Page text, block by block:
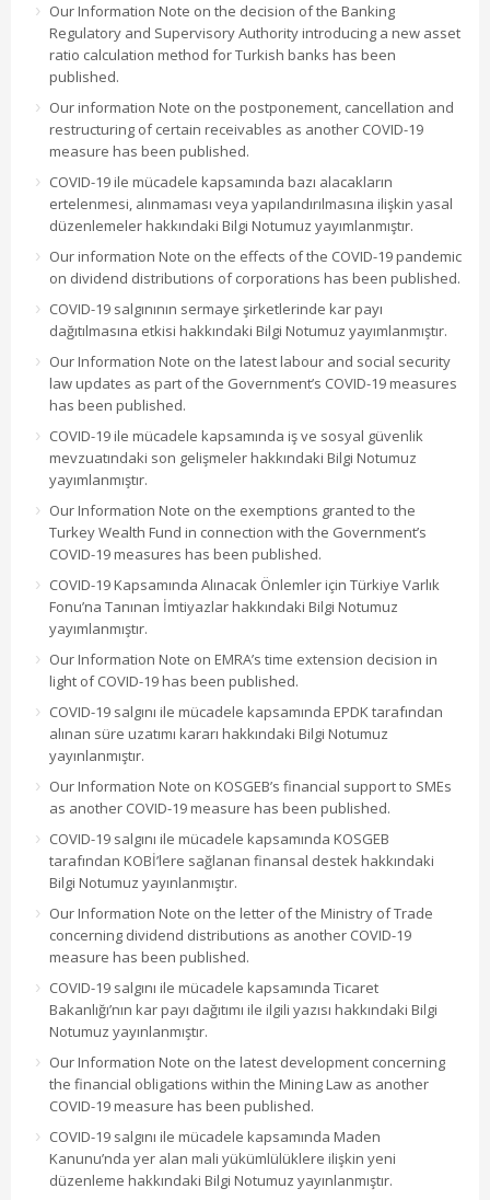
Our Information Note on the decision of the Banking
Regulatory and Supervisory Authority introducing a new asset
ratio calculation method for Turkish banks has been
published.
Our information Note on the postponement, cancellation and
restructuring of certain receivables as another COVID-19
measure has been published.
COVID-19 ile mücadele kapsamında bazı alacakların
ertelenmesi, alınmaması veya yapılandırılmasına ilişkin yasal
düzenlemeler hakkındaki Bilgi Notumuz yayımlanmıştır.
Our information Note on the effects of the COVID-19 pandemic
on dividend distributions of corporations has been published.
COVID-19 salgınının sermaye şirketlerinde kar payı
dağıtılmasına etkisi hakkındaki Bilgi Notumuz yayımlanmıştır.
Our Information Note on the latest labour and social security
law updates as part of the Government’s COVID-19 measures
has been published.
COVID-19 ile mücadele kapsamında iş ve sosyal güvenlik
mevzuatındaki son gelişmeler hakkındaki Bilgi Notumuz
yayımlanmıştır.
Our Information Note on the exemptions granted to the
Turkey Wealth Fund in connection with the Government’s
COVID-19 measures has been published.
COVID-19 Kapsamında Alınacak Önlemler için Türkiye Varlık
Fonu’na Tanınan İmtiyazlar hakkındaki Bilgi Notumuz
yayımlanmıştır.
Our Information Note on EMRA’s time extension decision in
light of COVID-19 has been published.
COVID-19 salgını ile mücadele kapsamında EPDK tarafından
alınan süre uzatımı kararı hakkındaki Bilgi Notumuz
yayınlanmıştır.
Our Information Note on KOSGEB’s financial support to SMEs
as another COVID-19 measure has been published.
COVID-19 salgını ile mücadele kapsamında KOSGEB
tarafından KOBİ’lere sağlanan finansal destek hakkındaki
Bilgi Notumuz yayınlanmıştır.
Our Information Note on the letter of the Ministry of Trade
concerning dividend distributions as another COVID-19
measure has been published.
COVID-19 salgını ile mücadele kapsamında Ticaret
Bakanlığı’nın kar payı dağıtımı ile ilgili yazısı hakkındaki Bilgi
Notumuz yayınlanmıştır.
Our Information Note on the latest development concerning
the financial obligations within the Mining Law as another
COVID-19 measure has been published.
COVID-19 salgını ile mücadele kapsamında Maden
Kanunu’nda yer alan mali yükümlülüklere ilişkin yeni
düzenleme hakkındaki Bilgi Notumuz yayınlanmıştır.